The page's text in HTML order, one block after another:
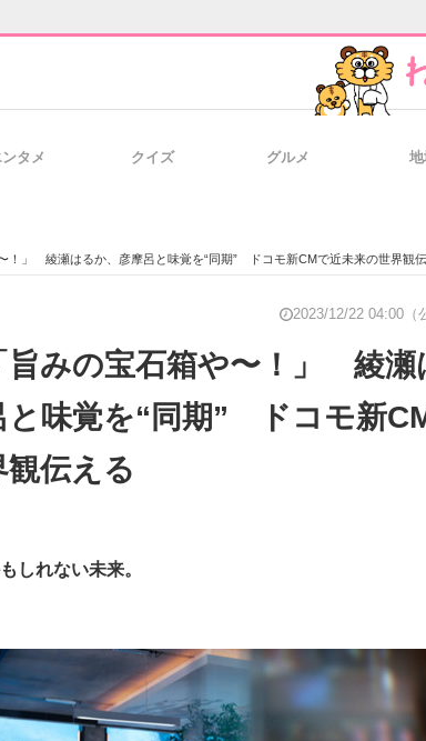
ト
イト 企業向けIT製品の総合サイト IT製品の技
タメ クイズ グルメ
〜！」 綾瀬はるか、彦摩呂と味覚を“同期” ドコモ新CMで近未来の世界観
2023/12/22 04:00（
旨みの宝石箱や〜！」 綾
と味覚を“同期” ドコモ新
観伝える
しれない未来。